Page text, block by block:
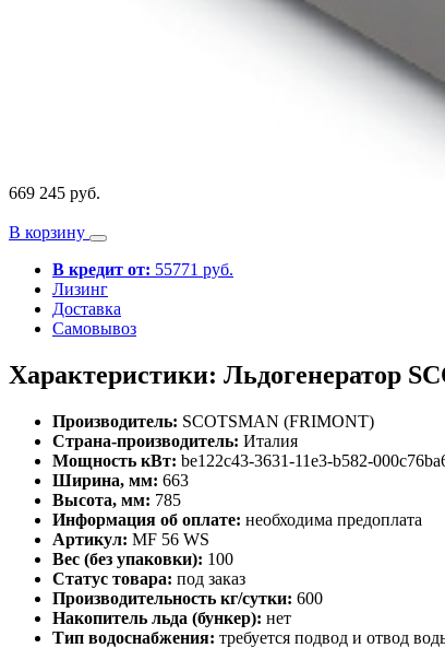
669 245 руб.
В корзину
В кредит от: 55771 руб.
Лизинг
Доставка
Самовывоз
Характеристики: Льдогенератор
Производитель: SCOTSMAN (FRIMONT)
Страна-производитель: Италия
Мощность кВт: be122c43-3631-11e3-b582-
Ширина, мм: 663
Высота, мм: 785
Информация об оплате: необходима предоплата
Артикул: MF 56 WS
Вес (без упаковки): 100
Статус товара: под заказ
Производительность кг/сутки: 600
Накопитель льда (бункер): нет
Тип водоснабжения: требуется подвод и отвод